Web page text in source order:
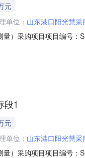
元
单位： 山东港口阳光慧
）采购项目项目编号
道，联络线占压既有
段1
元
单位： 山东港口阳光慧
）采购项目项目编号